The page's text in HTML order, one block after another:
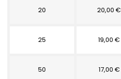
20 20,00 €
25 19,00 €
50 17,00 €